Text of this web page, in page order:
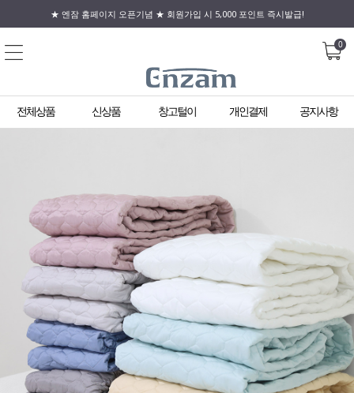
★ 엔잠 홈페이지 오픈기념 ★ 회원가입 시 5,000 포인트 즉시발급!
0
전체상품 신상품 창고털이 개인결제 공지사항